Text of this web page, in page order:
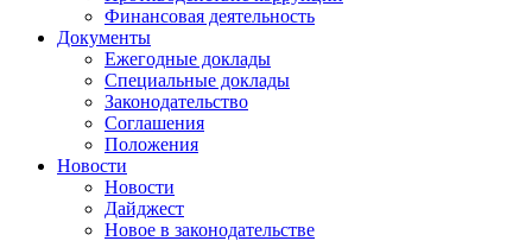
Финансовая деятельность
Документы
Ежегодные доклады
Специальные доклады
Законодательство
Соглашения
Положения
Новости
Новости
Дайджест
Новое в законодательстве